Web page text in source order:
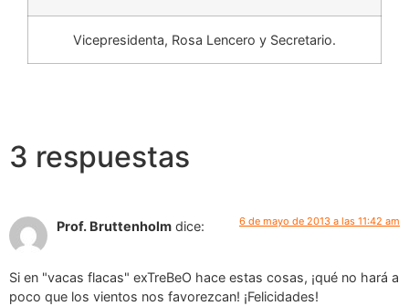
Vicepresidenta, Rosa Lencero y Secretario.
3 respuestas
Prof. Bruttenholm dice: 6 de mayo de 2013 a las 11:42 am
Si en "vacas flacas" exTreBeO hace estas cosas, ¡qué no hará a
poco que los vientos nos favorezcan! ¡Felicidades!